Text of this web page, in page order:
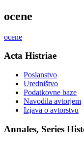
ocene
ocene
Acta Histriae
Poslanstvo
Uredništvo
Podatkovne baze
Navodila avtorjem
Izjava o avtorstvu
Annales, Series